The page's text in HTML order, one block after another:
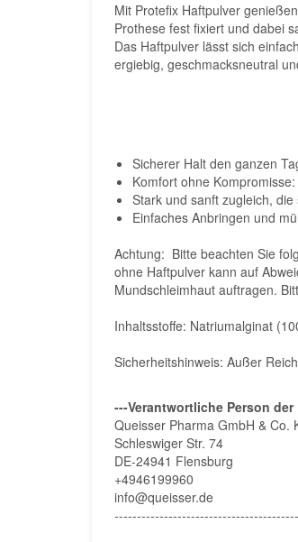
Mit Protefix Haftpulver
Prothese fest fixiert und dabei
Das Haftpulver lässt sich
ergiebig, geschmacksneutral
Sicherer Halt den ganzen
Komfort ohne
Stark und sanft zugleich,
Einfaches Anbringen und
Achtung: Bitte beachten Sie
ohne Haftpulver kann auf
Mundschleimhaut auftragen.
Inhaltsstoffe: Natriumalginat
Sicherheitshinweis: Außer
---Verantwortliche Person der
Queisser Pharma GmbH & Co.
Schleswiger Str. 74
DE-24941 Flensburg
+4946199960
info@queisser.de